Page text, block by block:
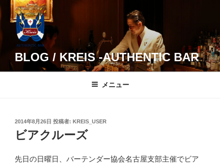
コ
BLOG / KREIS -AUTHENTIC BAR
メニュー
投
稿
日:
2014年8月26日 投稿者: KREIS_USER
ビアクルーズ
先日の日曜日、バーテンダー協会名古屋支部主催でビア